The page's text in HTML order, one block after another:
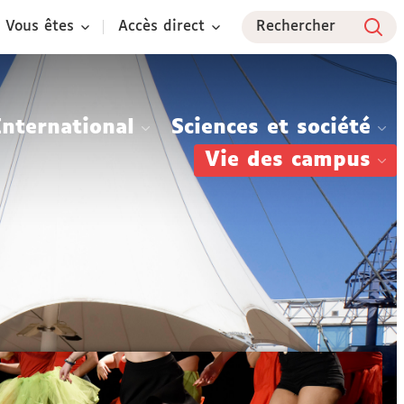
Vous êtes Accès direct Rechercher
Sciences et société
Vie des campus